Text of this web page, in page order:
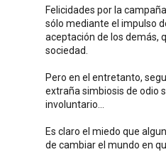
Felicidades por la
sólo mediante el impulso
aceptación de los demás,
sociedad.
Pero en el entretanto,
extraña simbiosis de odio
involuntario...
Es claro el miedo que
de cambiar el mundo en